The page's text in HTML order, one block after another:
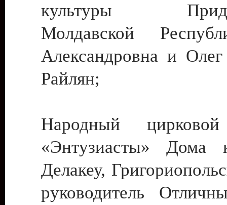
культуры
Молдавской
Александровна и
Райлян;
Народный цирковой
«Энтузиасты» Дома
Делакеу,
руководитель